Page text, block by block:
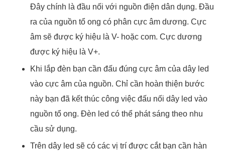
Đây chính là đầu nối với nguồn điện dân dụng. Đầu
ra của nguồn tổ ong có phân cực âm dương. Cực
âm sẽ được ký hiệu là V- hoặc com. Cực dương
được ký hiệu là V+.
Khi lắp đèn bạn cần đấu đúng cực âm của dây led
vào cực âm của nguồn. Chỉ cần hoàn thiện bước
này bạn đã kết thúc công việc đấu nối dây led vào
nguồn tổ ong. Đèn led có thể phát sáng theo nhu
cầu sử dụng.
Trên dây led sẽ có các vị trí được cắt bạn cần hàn